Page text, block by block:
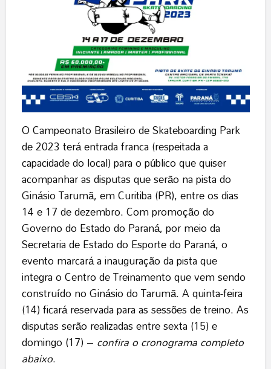
O Campeonato Brasileiro de Skateboarding Park
de 2023 terá entrada franca (respeitada a
capacidade do local) para o público que quiser
acompanhar as disputas que serão na pista do
Ginásio Tarumã, em Curitiba (PR), entre os dias
14 e 17 de dezembro. Com promoção do
Governo do Estado do Paraná, por meio da
Secretaria de Estado do Esporte do Paraná, o
evento marcará a inauguração da pista que
integra o Centro de Treinamento que vem sendo
construído no Ginásio do Tarumã. A quinta-feira
(14) ficará reservada para as sessões de treino. As
disputas serão realizadas entre sexta (15) e
domingo (17) – confira o cronograma completo
abaixo.